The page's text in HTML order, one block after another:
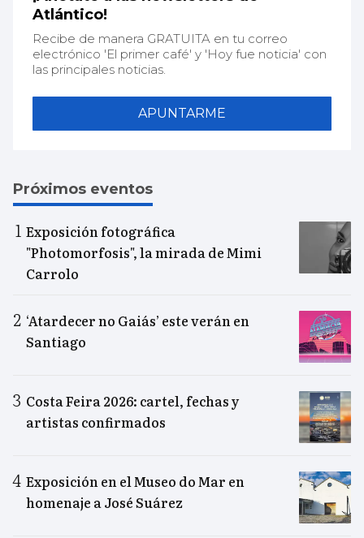
Atlántico!
Recibe de manera GRATUITA en tu correo
electrónico 'El primer café' y 'Hoy fue noticia' con
las principales noticias.
APUNTARME
Próximos eventos
Exposición fotográfica
"Photomorfosis", la mirada de Mimi
Carrolo
‘Atardecer no Gaiás’ este verán en
Santiago
Costa Feira 2026: cartel, fechas y
artistas confirmados
Exposición en el Museo do Mar en
homenaje a José Suárez